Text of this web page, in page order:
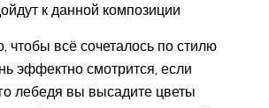
к данной композиции
чтобы всё сочеталось по стилю
эффектно смотрится, если
лебедя вы высадите цветы